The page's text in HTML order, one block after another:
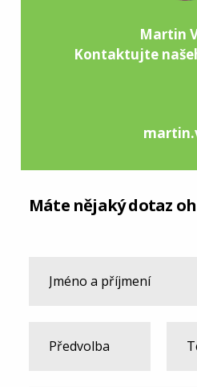
Martin
Kontaktujte
Máte nějaký dotaz